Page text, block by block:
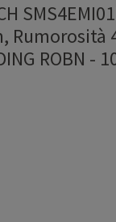
Rumorosità
ROBN -